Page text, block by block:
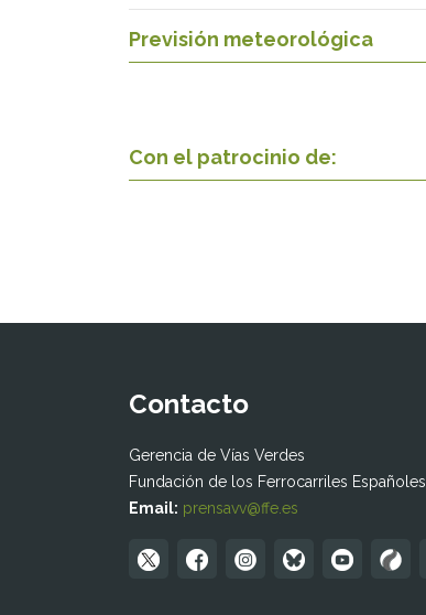
Previsión meteorológica
Con el patrocinio de:
Contacto
Gerencia de Vías Verdes
Fundación de los Ferrocarriles Españoles
Email: prensavv@ffe.es